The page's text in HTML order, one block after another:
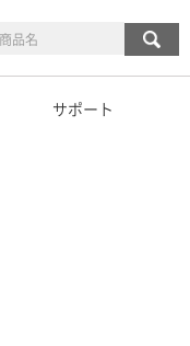
マイページ
カート
サポート